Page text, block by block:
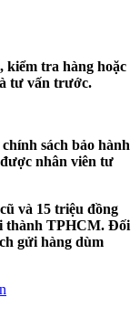
kiểm tra hàng hoặc
tư vấn trước.
sách bảo hành
nhân viên tư
và 15 triệu đồng
thành TPHCM. Đối
gửi hàng dùm